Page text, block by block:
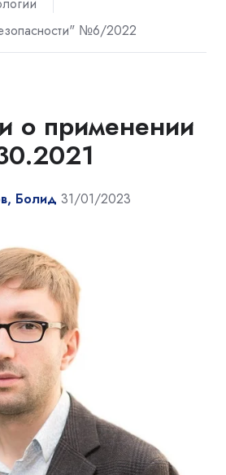
№6/2022
о применении
Болид 31/01/2023